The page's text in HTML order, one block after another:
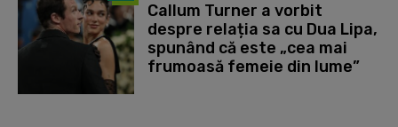
Callum Turner a vorbit
despre relația sa cu Dua Lipa,
spunând că este „cea mai
frumoasă femeie din lume”